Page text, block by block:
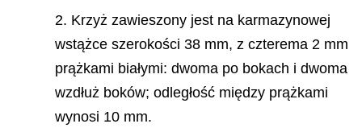
2. Krzyż zawieszony jest na karmazynowej
wstążce szerokości 38 mm, z czterema 2 mm
prążkami białymi: dwoma po bokach i dwoma
wzdłuż boków; odległość między prążkami
wynosi 10 mm.